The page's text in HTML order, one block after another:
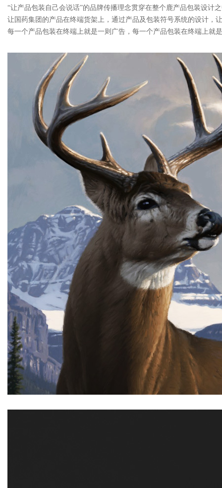
“让产品包装自己会说话”的品牌传播理念贯穿在整个鹿产品包装设计
让国药集团的产品在终端货架上，通过产品及包装符号系统的设计，
每一个产品包装在终端上就是一则广告，每一个产品包装在终端上就